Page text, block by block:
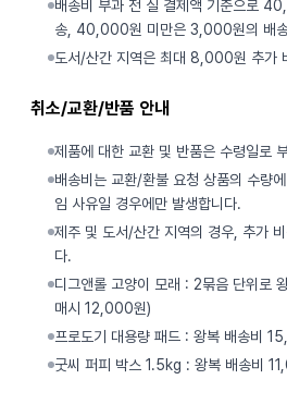
배송비 부과 전 실 결제액 기준으로
송, 40,000원 미만은 3,000원의 배송
도서/산간 지역은 최대 8,000원 추가
취소/교환/반품 안내
제품에 대한 교환 및 반품은 수령일로
배송비는 교환/환불 요청 상품의 수량
임 사유일 경우에만 발생합니다.
제주 및 도서/산간 지역의 경우, 추가
다.
디그앤롤 고양이 모래 : 2묶음 단위로
매시 12,000원)
프로도기 대용량 패드 : 왕복 배송비
굿씨 퍼피 박스 1.5kg : 왕복 배송비